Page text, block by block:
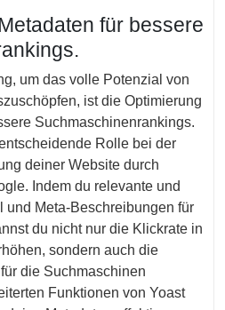
für bessere
um das volle Potenzial von
ist die Optimierung
Suchmaschinenrankings.
Rolle bei der
deiner Website durch
Indem du relevante und
und Meta-Beschreibungen für
du nicht nur die Klickrate in
sondern auch die
die Suchmaschinen
Funktionen von Yoast